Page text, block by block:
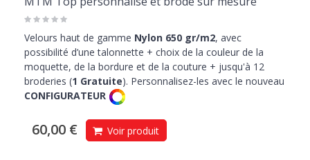
Velours haut de gamme Nylon 650 gr/m2, avec
possibilité d’une talonnette + choix de la couleur de la
moquette, de la bordure et de la couture + jusqu'à 12
broderies (1 Gratuite). Personnalisez-les avec le nouveau
CONFIGURATEUR
60,00 € Voir produit